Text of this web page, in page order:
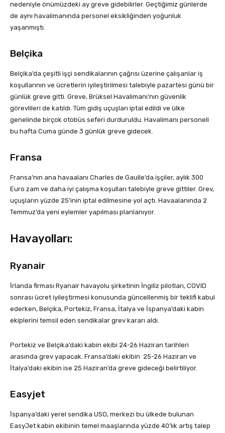
nedeniyle önümüzdeki ay greve gidebilirler. Geçtiğimiz günlerde
de aynı havalimanında personel eksikliğinden yoğunluk
yaşanmıştı.
Belçika
Belçika’da çeşitli işçi sendikalarının çağrısı üzerine çalışanlar iş
koşullarının ve ücretlerin iyileştirilmesi talebiyle pazartesi günü bir
günlük greve gitti. Greve, Brüksel Havalimanı’nın güvenlik
görevlileri de katıldı. Tüm gidiş uçuşları iptal edildi ve ülke
genelinde birçok otobüs seferi durduruldu. Havalimanı personeli
bu hafta Cuma günde 3 günlük greve gidecek.
Fransa
Fransa’nın ana havaalanı Charles de Gaulle’da işçiler, aylık 300
Euro zam ve daha iyi çalışma koşulları talebiyle greve gittiler. Grev,
uçuşların yüzde 25’inin iptal edilmesine yol açtı. Havaalanında 2
Temmuz’da yeni eylemler yapılması planlanıyor.
Havayolları:
Ryanair
İrlanda firması Ryanair havayolu şirketinin İngiliz pilotları, COVID
sonrası ücret iyileştirmesi konusunda güncellenmiş bir teklifi kabul
ederken, Belçika, Portekiz, Fransa, İtalya ve İspanya’daki kabin
ekiplerini temsil eden sendikalar grev kararı aldı.
Portekiz ve Belçika’daki kabin ekibi 24-26 Haziran tarihleri
arasında grev yapacak. Fransa’daki ekibin 25-26 Haziran ve
İtalya’daki ekibin ise 25 Haziran’da greve gideceği belirtiliyor.
Easyjet
İspanya’daki yerel sendika USO, merkezi bu ülkede bulunan
EasyJet kabin ekibinin temel maaşlarında yüzde 40’lık artış talep